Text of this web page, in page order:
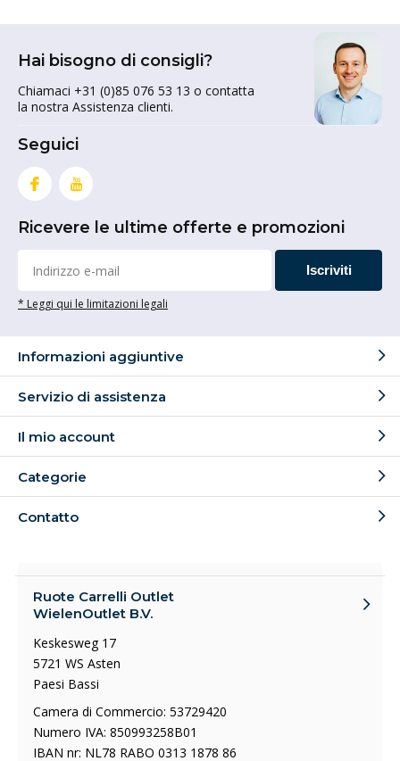
Hai bisogno di consigli?
Chiamaci +31 (0)85 076 53 13 o contatta
la nostra Assistenza clienti.
Seguici
Ricevere le ultime offerte e promozioni
Iscriviti
* Leggi qui le limitazioni legali
Informazioni aggiuntive
Servizio di assistenza
Il mio account
Categorie
Contatto
Ruote Carrelli Outlet
WielenOutlet B.V.
Keskesweg 17
5721 WS Asten
Paesi Bassi
Camera di Commercio: 53729420
Numero IVA: 850993258B01
IBAN nr: NL78 RABO 0313 1878 86